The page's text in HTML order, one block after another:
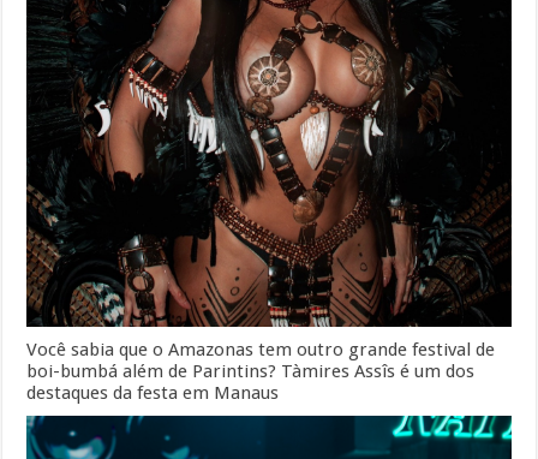
Você sabia que o Amazonas tem outro grande festival de
boi-bumbá além de Parintins? Tàmires Assîs é um dos
destaques da festa em Manaus